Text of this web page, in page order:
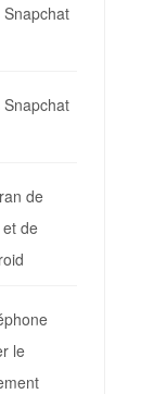
de
de
le